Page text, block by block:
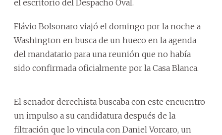
el escritorio del Despacho Oval.
Flávio Bolsonaro viajó el domingo por la noche a
Washington en busca de un hueco en la agenda
del mandatario para una reunión que no había
sido confirmada oficialmente por la Casa Blanca.
El senador derechista buscaba con este encuentro
un impulso a su candidatura después de la
filtración que lo vincula con Daniel Vorcaro, un